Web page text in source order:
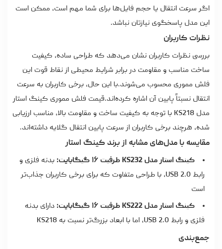
اگر سرعت انتقال یا حجم فایل‌ها برای شما مهم است، ممکن است
این مدل پاسخگوی نیازتان نباشد.
نظرات کاربران
بررسی نظرات کاربران نشان می‌دهد که طراحی ساده، کیفیت
ساخت مناسب و مقاومت در برابر شرایط محیطی از نقاط قوت این
فلش مموری محسوب می‌شوند.با این حال، برخی کاربران به سرعت
انتقال نسبتاً پایین آن اشاره کرده‌اند.قیمت فلش مموری کینگ استار
مدل KS218 با توجه به کیفیت ساخت و مقاومت بالا، مناسب ارزیابی
شده، هرچند برخی کاربران از سرعت پایین انتقال گلایه داشته‌اند.
مقایسه با مدل‌های مشابه از برند کینگ استار
کینگ استار مدل KS232 ظرفیت ۱۶ گیگابایت:
بدنه فلزی و
رابط USB 2.0، با طراحی متفاوت که برای برخی کاربران جذاب‌تر
است
کینگ استار مدل KS222 ظرفیت ۱۶ گیگابایت:
دارای بدنه
فلزی و رابط USB 2.0، اما با ابعاد بزرگ‌تر نسبت به KS218
جمع‌بندی